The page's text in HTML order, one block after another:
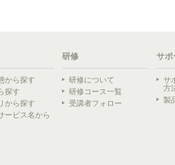
から探す
探す
から探す
ービス名から
研修
研修について
研修コース一覧
受講者フォロー
サポ
サ
方
製